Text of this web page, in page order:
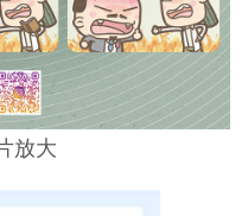
放大